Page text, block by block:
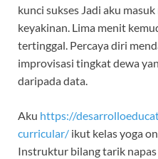
kunci sukses Jadi aku
keyakinan. Lima menit
tertinggal. Percaya diri
improvisasi tingkat dewa
daripada data.
Aku https://
curricular/ ikut kelas yoga
Instruktur bilang tarik napas